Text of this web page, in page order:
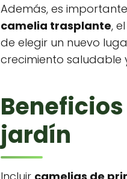
Además, es
camelia trasplante,
de elegir un nuevo
crecimiento saludable
jardín